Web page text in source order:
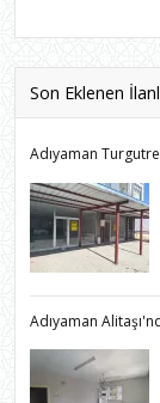
Son Eklenen
Adıyaman
Adıyaman